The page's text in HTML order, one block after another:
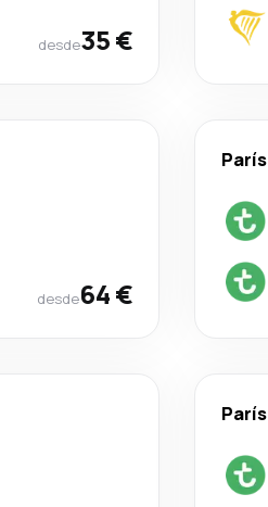
desde35 €
desde64 €
París
París